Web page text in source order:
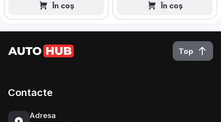
În coș În coș
Top
Contacte
Adresa